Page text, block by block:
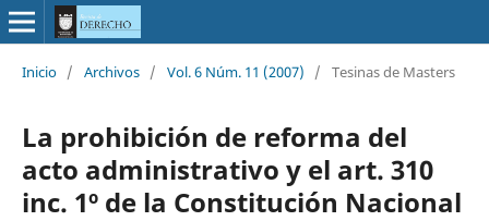
Inicio / Archivos / Vol. 6 Núm. 11 (2007) / Tesinas de Masters
La prohibición de reforma del
acto administrativo y el art. 310
inc. 1º de la Constitución Nacional